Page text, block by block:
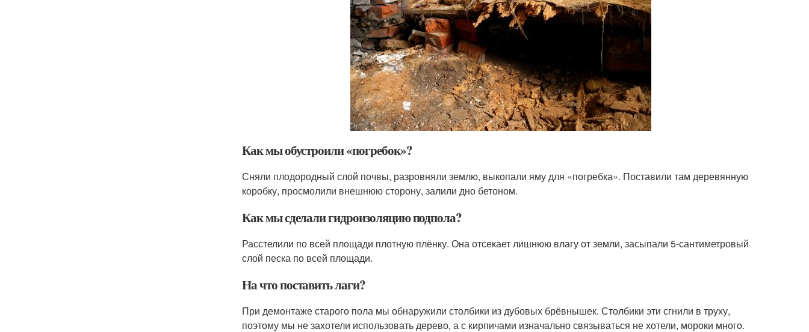
Как мы обустроили «погребок»?
Сняли плодородный слой почвы, разровняли землю, выкопали яму для «погребка». Поставили там деревянную
коробку, просмолили внешнюю сторону, залили дно бетоном.
Как мы сделали гидроизоляцию подпола?
Расстелили по всей площади плотную плёнку. Она отсекает лишнюю влагу от земли, засыпали 5-сантиметровый
слой песка по всей площади.
На что поставить лаги?
При демонтаже старого пола мы обнаружили столбики из дубовых брёвнышек. Столбики эти сгнили в труху,
поэтому мы не захотели использовать дерево, а с кирпичами изначально связываться не хотели, мороки много.